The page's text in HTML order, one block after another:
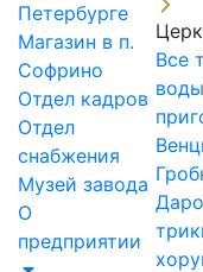
Петербурге
Магазин в п.
Софрино
Отдел кадров
Отдел
снабжения
Музей завода
О
предприятии
Все
воды